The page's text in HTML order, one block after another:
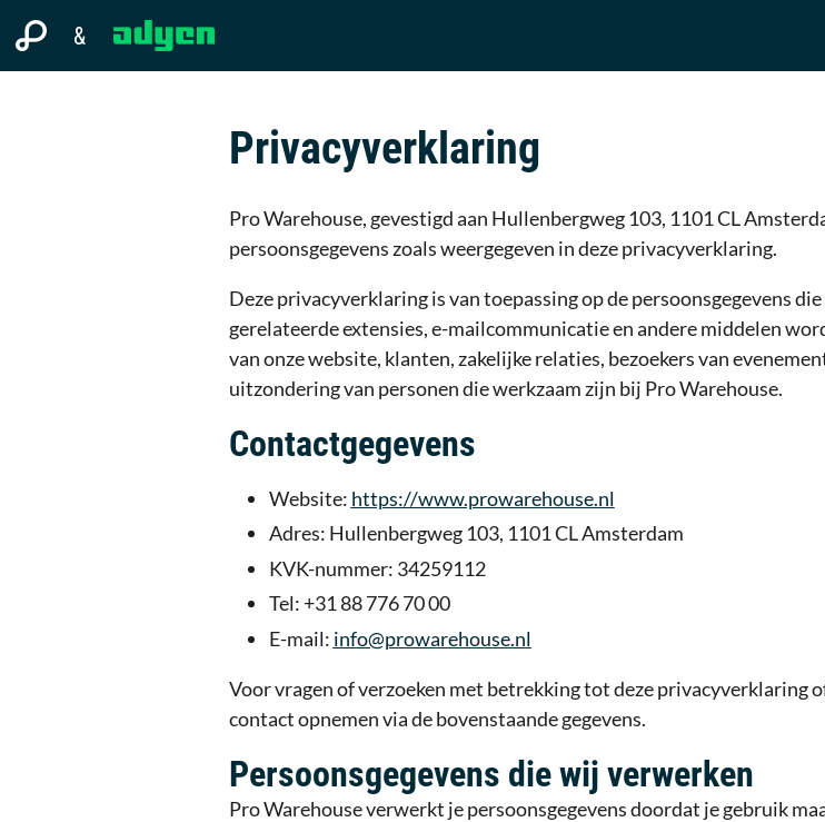
Privacyverklaring
Pro Warehouse, gevestigd aan Hullenbergweg 103, 1101 CL
persoonsgegevens zoals weergegeven in deze privacyverklaring.
Deze privacyverklaring is van toepassing op de persoonsgegevens
gerelateerde extensies, e-mailcommunicatie en andere middelen
van onze website, klanten, zakelijke relaties, bezoekers van
uitzondering van personen die werkzaam zijn bij Pro Warehouse.
Contactgegevens
Website: https://www.prowarehouse.nl
Adres: Hullenbergweg 103, 1101 CL Amsterdam
KVK-nummer: 34259112
Tel: +31 88 776 70 00
E-mail: info@prowarehouse.nl
Voor vragen of verzoeken met betrekking tot deze privacyverklaring
contact opnemen via de bovenstaande gegevens.
Persoonsgegevens die wij verwerken
Pro Warehouse verwerkt je persoonsgegevens doordat je gebruik